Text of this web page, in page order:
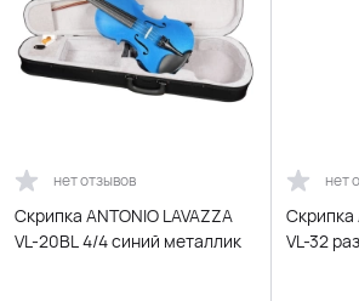
нет отзывов
Скрипка ANTONIO LAVAZZA
VL-20BL 4/4 синий металлик
нет
Скрипка
VL-32